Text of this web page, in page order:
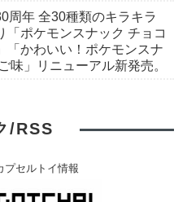
周年 全30種類のキラキラ
「ポケモンスナック チョコ
「かわいい！ポケモンスナ
味」リニューアル新発売。
/RSS
プセルトイ情報